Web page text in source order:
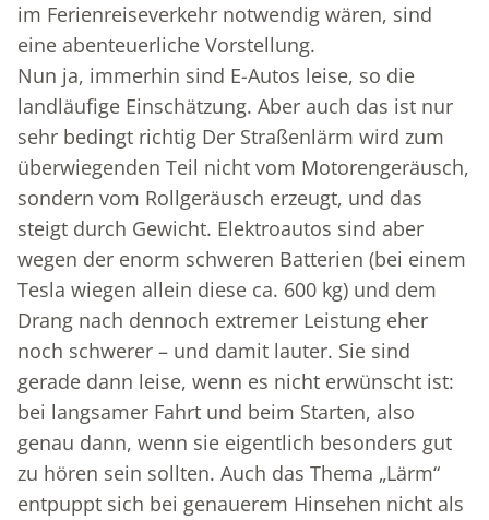
im Ferienreiseverkehr notwendig wären, sind
eine abenteuerliche Vorstellung.
Nun ja, immerhin sind E-Autos leise, so die
landläufige Einschätzung. Aber auch das ist nur
sehr bedingt richtig Der Straßenlärm wird zum
überwiegenden Teil nicht vom Motorengeräusch,
sondern vom Rollgeräusch erzeugt, und das
steigt durch Gewicht. Elektroautos sind aber
wegen der enorm schweren Batterien (bei einem
Tesla wiegen allein diese ca. 600 kg) und dem
Drang nach dennoch extremer Leistung eher
noch schwerer – und damit lauter. Sie sind
gerade dann leise, wenn es nicht erwünscht ist:
bei langsamer Fahrt und beim Starten, also
genau dann, wenn sie eigentlich besonders gut
zu hören sein sollten. Auch das Thema „Lärm“
entpuppt sich bei genauerem Hinsehen nicht als